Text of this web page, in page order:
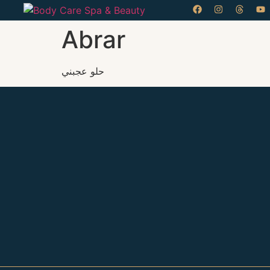
Abrar
حلو عجبني